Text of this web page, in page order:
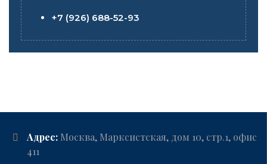
+7 (926) 688-52-93
Адрес: Москва, Марксистская, дом 10, стр.1, офис
411